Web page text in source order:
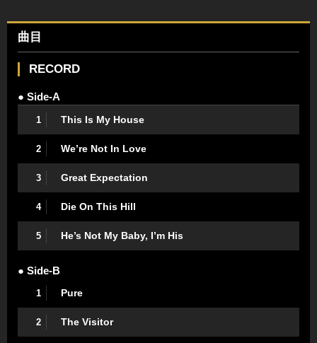
曲目
RECORD
● Side-A
1 This Is My House
2 We’re Not In Love
3 Great Expectation
4 Die On This Hill
5 He’s Not My Baby, I’m His
● Side-B
1 Pure
2 The Visitor